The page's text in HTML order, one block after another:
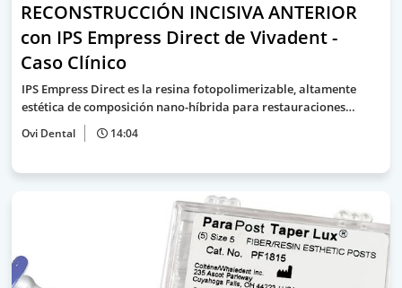
RECONSTRUCCIÓN INCISIVA ANTERIOR
con IPS Empress Direct de Vivadent -
Caso Clínico
IPS Empress Direct es la resina fotopolimerizable, altamente
estética de composición nano-híbrida para restauraciones…
Ovi Dental 14:04